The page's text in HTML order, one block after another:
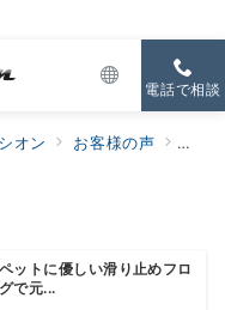
電話で相談
オン お客様の声 すべ
ットに優しい滑り止めフロ
で元...